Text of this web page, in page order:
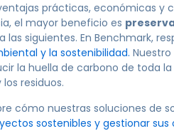
prácticas, económicas y
el mayor beneficio es
las siguientes. En Benchmark,
y la sostenibilidad.
la huella de carbono de toda
residuos.
cómo nuestras soluciones de
sostenibles y gestionar sus